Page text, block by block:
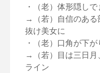
・（老）体形隠し
→（若）自信のある
抜け美女に
・（老）口角が下
→（若）目は三日月
ライン